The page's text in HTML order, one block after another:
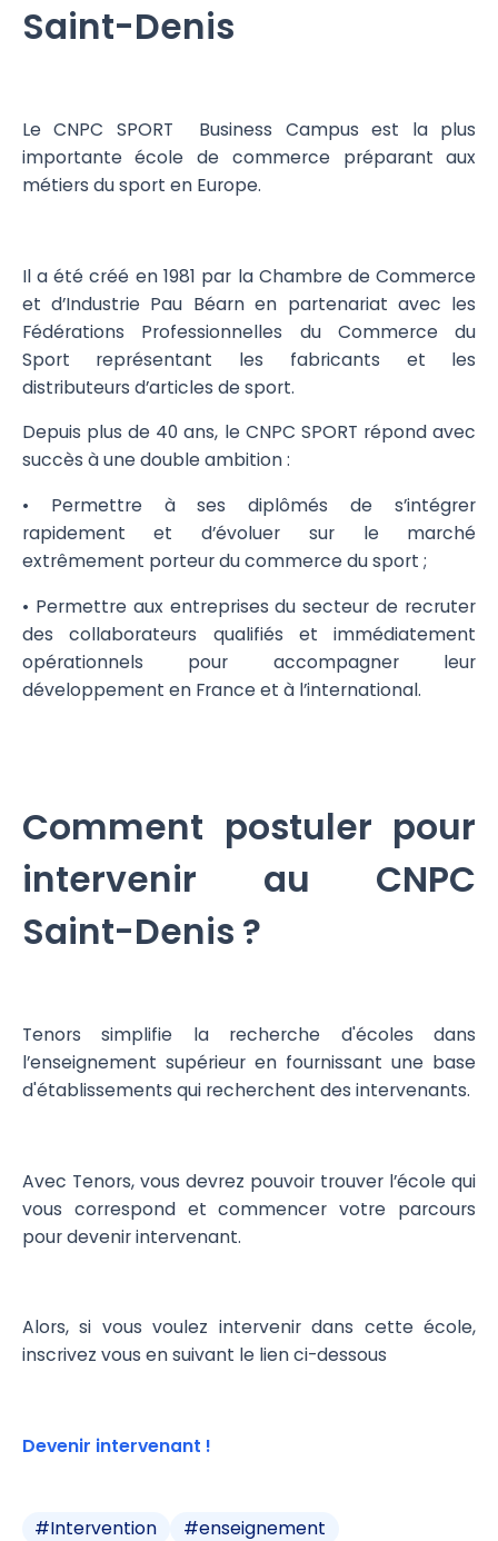
Saint-Denis
Le CNPC SPORT Business Campus est la plus
importante école de commerce préparant aux
métiers du sport en Europe.
Il a été créé en 1981 par la Chambre de Commerce
et d’Industrie Pau Béarn en partenariat avec les
Fédérations Professionnelles du Commerce du
Sport représentant les fabricants et les
distributeurs d’articles de sport.
Depuis plus de 40 ans, le CNPC SPORT répond avec
succès à une double ambition :
• Permettre à ses diplômés de s’intégrer
rapidement et d’évoluer sur le marché
extrêmement porteur du commerce du sport ;
• Permettre aux entreprises du secteur de recruter
des collaborateurs qualifiés et immédiatement
opérationnels pour accompagner leur
développement en France et à l’international.
Comment postuler pour
intervenir au CNPC
Saint-Denis ?
Tenors simplifie la recherche d'écoles dans
l’enseignement supérieur en fournissant une base
d'établissements qui recherchent des intervenants.
Avec Tenors, vous devrez pouvoir trouver l’école qui
vous correspond et commencer votre parcours
pour devenir intervenant.
Alors, si vous voulez intervenir dans cette école,
inscrivez vous en suivant le lien ci-dessous
Devenir intervenant !
#Intervention #enseignement